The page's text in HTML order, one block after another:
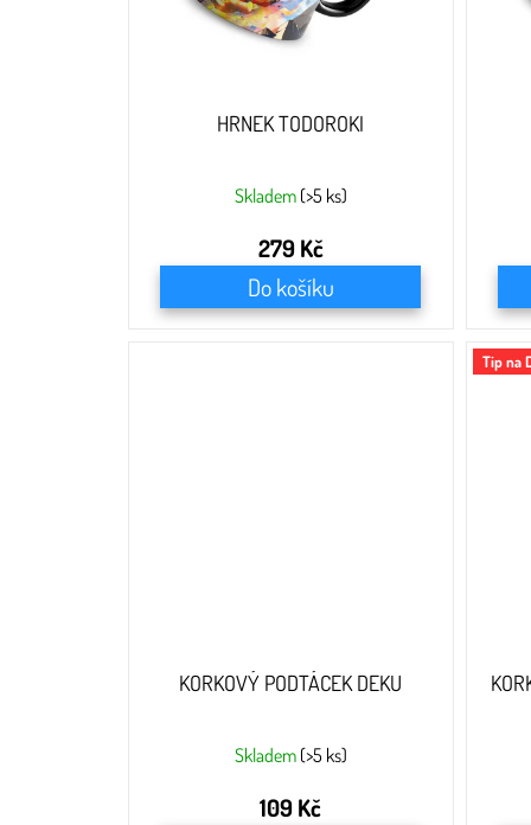
HRNEK TODOROKI
Skladem (>5 ks)
279 Kč
Do košíku
KORKOVÝ PODTÁCEK DEKU
Skladem (>5 ks)
109 Kč
Tip na